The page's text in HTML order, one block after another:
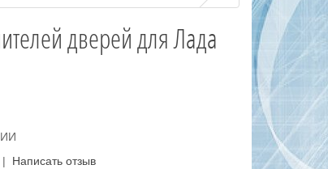
дверей для Лада
| Написать отзыв